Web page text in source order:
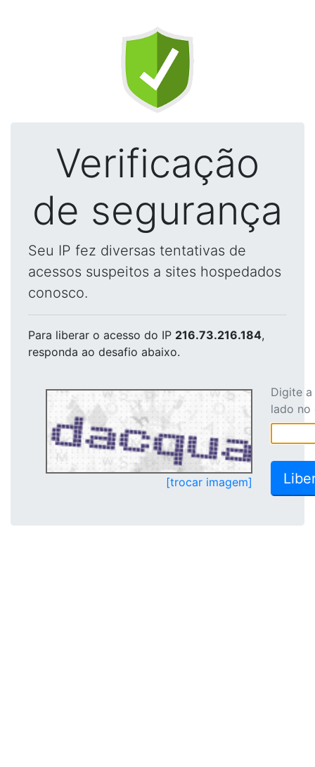
Verificação
de segurança
Seu IP fez diversas tentativas de
acessos suspeitos a sites hospedados
conosco.
Para liberar o acesso do IP 216.73.216.184,
responda ao desafio abaixo.
[trocar imagem]
Digite
lado no